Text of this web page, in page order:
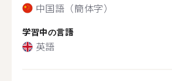
中国語（簡体字）
学習中の言語
英語